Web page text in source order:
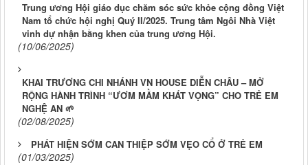
Trung ương Hội giáo dục chăm sóc sức khỏe cộng đồng Việt
Nam tổ chức hội nghị Quý II/2025. Trung tâm Ngôi Nhà Việt
vinh dự nhận bằng khen của trung ương Hội.
(10/06/2025)
KHAI TRƯƠNG CHI NHÁNH VN HOUSE DIỄN CHÂU – MỞ
RỘNG HÀNH TRÌNH “ƯƠM MẦM KHÁT VỌNG” CHO TRẺ EM
NGHỆ AN 🌱
(02/08/2025)
PHÁT HIỆN SỚM CAN THIỆP SỚM VẸO CỔ Ở TRẺ EM
(01/03/2025)